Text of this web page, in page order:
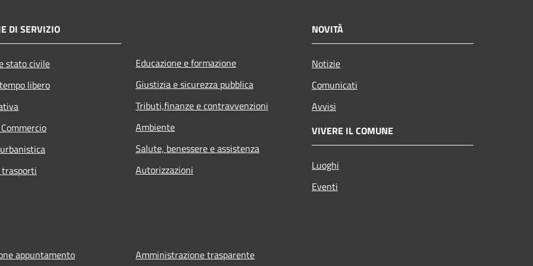
DI SERVIZIO
stato civile
libero
Educazione e formazione
Giustizia e sicurezza pubblica
Tributi,finanze e contravvenzioni
Ambiente
Salute, benessere e assistenza
Autorizzazioni
NOVITÀ
Notizie
Comunicati
Avvisi
VIVERE IL COMUNE
Luoghi
Eventi
appuntamento Amministrazione trasparente